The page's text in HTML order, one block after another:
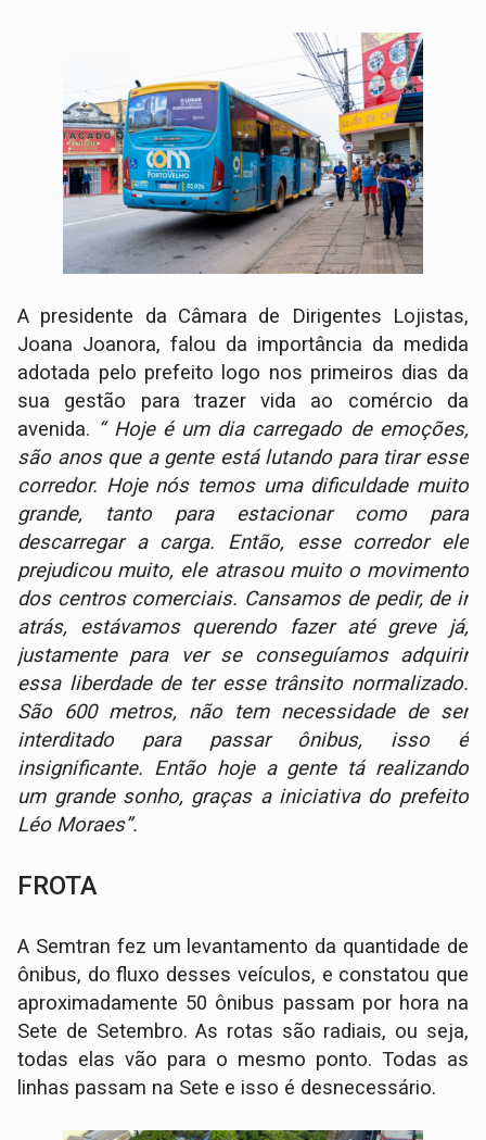
A presidente da Câmara de Dirigentes Lojistas,
Joana Joanora​, falou da importância da medida
adotada pelo prefeito logo nos primeiros dias da
sua gestão para trazer vida ao comércio da
avenida. “ Hoje é um dia carregado de emoções,
são anos que a gente está lutando para tirar esse
corredor. Hoje nós temos uma dificuldade muito
grande, tanto para estacionar como para
descarregar a carga. Então, esse corredor ele
prejudicou muito, ele atrasou muito o movimento
dos centros comerciais. ​Cansamos de pedir, de ir
atrás, estávamos querendo fazer até greve já,
justamente para ver se conseguíamos adquirir
essa liberdade de ter esse trânsito normalizado.
São 600 metros, não tem necessidade de ser
interditado para passar ônibus, isso é
insignificante. Então hoje a gente tá realizando
um grande sonho​, graças a iniciativa do prefeito
Léo Moraes”.
FROTA
A Semtran fez um levantamento da quantidade de
ônibus, do fluxo desses veículos, e constatou que
aproximadamente 50 ônibus passam por hora na
Sete de Setembro. As rotas são radiais, ou seja,
todas elas vão para o mesmo ponto. Todas as
linhas passam na Sete e isso é desnecessário.